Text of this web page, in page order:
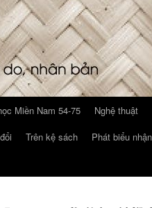
Miền Nam 54-75
Nghệ thuật
Trên kệ sách
Phát biểu